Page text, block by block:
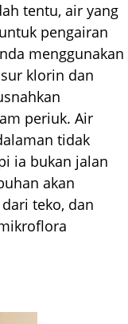
tentu, air yang
pengairan
menggunakan
klorin dan
periuk. Air
tidak
ia bukan jalan
akan
teko, dan